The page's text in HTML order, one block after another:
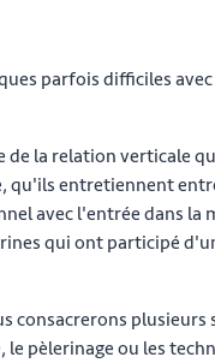
parfois difficiles
la relation verticale
qu'ils entretiennent
avec l'entrée dans la
qui ont participé
plusieurs
pèlerinage ou les